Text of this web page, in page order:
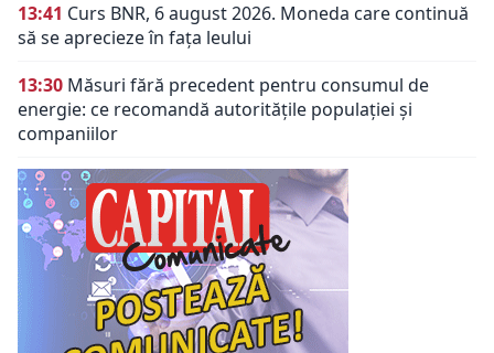
13:41 Curs BNR, 6 august 2026. Moneda care continuă
să se aprecieze în fața leului
13:30 Măsuri fără precedent pentru consumul de
energie: ce recomandă autoritățile populației și
companiilor